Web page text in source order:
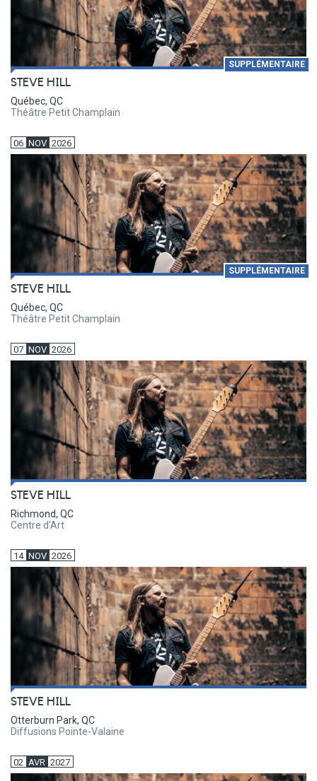
SUPPLÉMENTAIRE
STEVE HILL
Québec, QC
Théâtre Petit Champlain
06 NOV 2026
SUPPLÉMENTAIRE
STEVE HILL
Québec, QC
Théâtre Petit Champlain
07 NOV 2026
STEVE HILL
Richmond, QC
Centre d'Art
14 NOV 2026
STEVE HILL
Otterburn Park, QC
Diffusions Pointe-Valaine
02 AVR 2027